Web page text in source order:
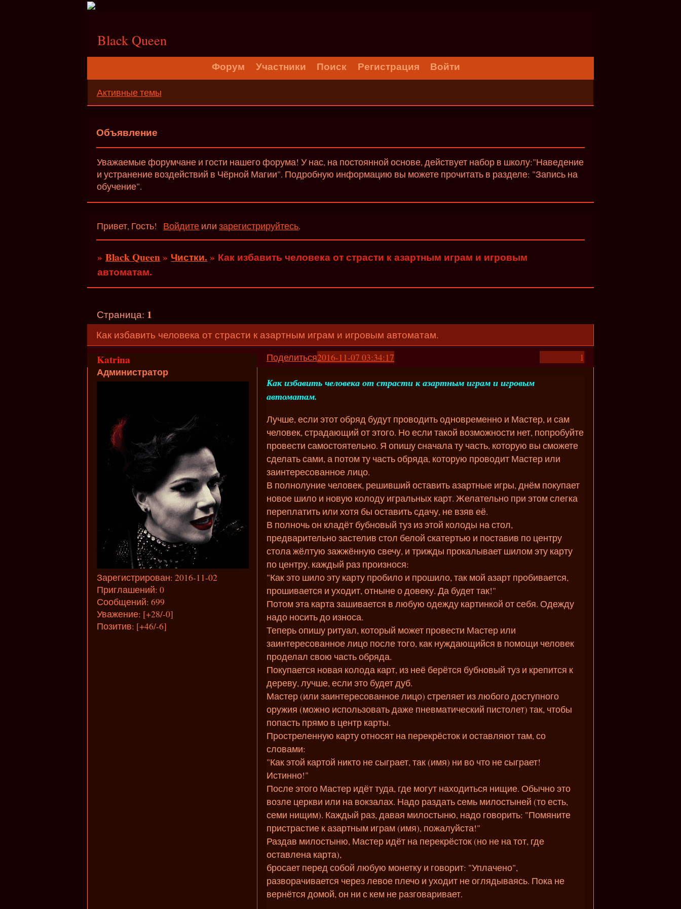
Black Queen
Форум Участники Поиск Регистрация Войти
Активные темы
Объявление
Уважаемые форумчане и гости нашего форума! У нас, на постоянной основе, действует набор в школу:"Наведение
и устранение воздействий в Чёрной Магии". Подробную информацию вы можете прочитать в разделе: "Запись на
обучение".
Привет, Гость! Войдите илизарегистрируйтесь.
»Black Queen» Чистки. » Как избавить человека от страсти к азартным играм и игровым
автоматам.
Как избавить человека от страсти к азартным играм и игровым автоматам.
Страница: 1
Поделиться 1
2016-11-07 03:34:17
Katrina
Администратор
Зарегистрирован: 2016-11-02
Приглашений: 0
Сообщений: 699
Уважение: [+28/-0]
Позитив: [+46/-6]
Как избавить человека от страсти к азартным играм и игровым
автоматам.
Лучше, если этот обряд будут проводить одновременно и Мастер, и сам
человек, страдающий от этого. Но если такой возможности нет, попробуйте
провести самостоятельно. Я опишу сначала ту часть, которую вы сможете
сделать сами, а потом ту часть обряда, которую проводит Мастер или
заинтересованное лицо.
В полнолуние человек, решивший оставить азартные игры, днём покупает
новое шило и новую колоду игральных карт. Желательно при этом слегка
переплатить или хотя бы оставить сдачу, не взяв её.
В полночь он кладёт бубновый туз из этой колоды на стол,
предварительно застелив стол белой скатертью и поставив по центру
стола жёлтую зажжённую свечу, и трижды прокалывает шилом эту карту
по центру, каждый раз произнося:
"Как это шило эту карту пробило и прошило, так мой азарт пробивается,
прошивается и уходит, отныне о довеку. Да будет так!"
Потом эта карта зашивается в любую одежду картинкой от себя. Одежду
надо носить до износа.
Теперь опишу ритуал, который может провести Мастер или
заинтересованное лицо после того, как нуждающийся в помощи человек
проделал свою часть обряда.
Покупается новая колода карт, из неё берётся бубновый туз и крепится к
дереву, лучше, если это будет дуб.
Мастер (или заинтересованное лицо) стреляет из любого доступного
оружия (можно использовать даже пневматический пистолет) так, чтобы
попасть прямо в центр карты.
Простреленную карту относят на перекрёсток и оставляют там, со
словами:
"Как этой картой никто не сыграет, так (имя) ни во что не сыграет!
Истинно!"
После этого Мастер идёт туда, где могут находиться нищие. Обычно это
возле церкви или на вокзалах. Надо раздать семь милостыней (то есть,
семи нищим). Каждый раз, давая милостыню, надо говорить: "Помяните
пристрастие к азартным играм (имя), пожалуйста!"
Раздав милостыню, Мастер идёт на перекрёсток (но не на тот, где
оставлена карта),
бросает перед собой любую монетку и говорит: "Уплачено",
разворачивается через левое плечо и уходит не оглядываясь. Пока не
вернётся домой, он ни с кем не разговаривает.